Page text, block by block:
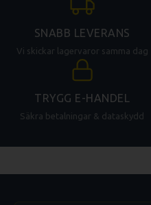
SNABB LEVERANS
Vi skickar lagervaror samma dag
TRYGG E-HANDEL
Säkra betalningar & dataskydd